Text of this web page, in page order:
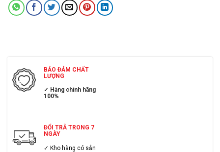
BẢO ĐẢM CHẤT
LƯỢNG
✓ Hàng chính hãng
100%
ĐỔI TRẢ TRONG 7
NGÀY
✓ Kho hàng có sẳn